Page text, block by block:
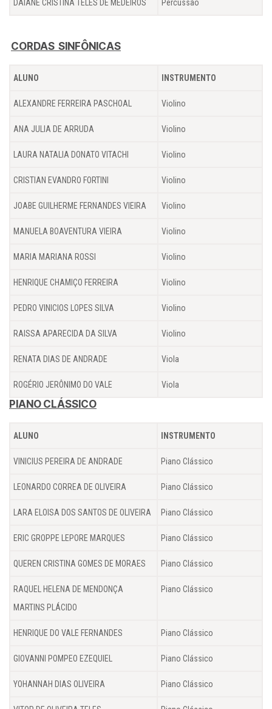
DAIANE CRISTINA TELES DE MEDEIROS Percussão
CORDAS SINFÔNICAS
ALUNO INSTRUMENTO
ALEXANDRE FERREIRA PASCHOAL Violino
ANA JULIA DE ARRUDA Violino
LAURA NATALIA DONATO VITACHI Violino
CRISTIAN EVANDRO FORTINI Violino
JOABE GUILHERME FERNANDES VIEIRA Violino
MANUELA BOAVENTURA VIEIRA Violino
MARIA MARIANA ROSSI Violino
HENRIQUE CHAMIÇO FERREIRA Violino
PEDRO VINICIOS LOPES SILVA Violino
RAISSA APARECIDA DA SILVA Violino
RENATA DIAS DE ANDRADE Viola
ROGÉRIO JERÔNIMO DO VALE Viola
PIANO CLÁSSICO
ALUNO INSTRUMENTO
VINICIUS PEREIRA DE ANDRADE Piano Clássico
LEONARDO CORREA DE OLIVEIRA Piano Clássico
LARA ELOISA DOS SANTOS DE OLIVEIRA Piano Clássico
ERIC GROPPE LEPORE MARQUES Piano Clássico
QUEREN CRISTINA GOMES DE MORAES Piano Clássico
RAQUEL HELENA DE MENDONÇA
MARTINS PLÁCIDO
Piano Clássico
HENRIQUE DO VALE FERNANDES Piano Clássico
GIOVANNI POMPEO EZEQUIEL Piano Clássico
YOHANNAH DIAS OLIVEIRA Piano Clássico